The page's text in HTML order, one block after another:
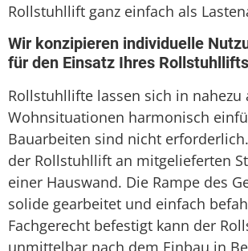
Rollstuhllift ganz einfach als
Wir konzipieren individuelle
für den Einsatz Ihres
Rollstuhllifte lassen sich in nahezu
Wohnsituationen harmonisch
Bauarbeiten sind nicht
der Rollstuhllift an mitgelieferten
einer Hauswand. Die Rampe des
solide gearbeitet und einfach
Fachgerecht befestigt kann der